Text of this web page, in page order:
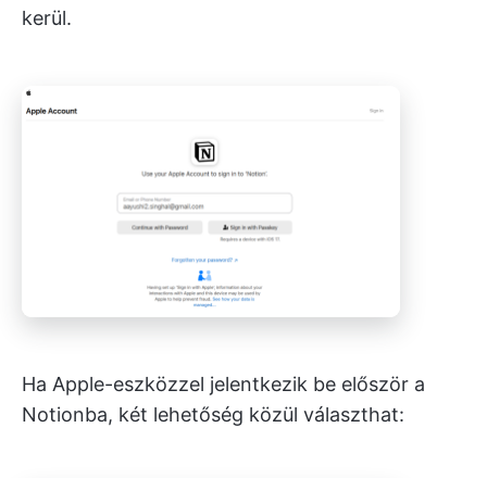
kerül.
Ha Apple-eszközzel jelentkezik be először a
Notionba, két lehetőség közül választhat: